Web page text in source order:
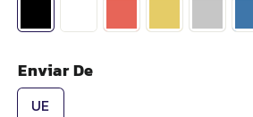
Enviar De
UE